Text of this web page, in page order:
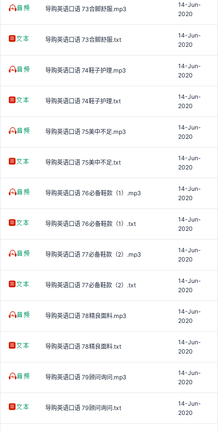
导购英语口语 73合脚舒服.mp3
14-Jun-
2020
导购英语口语 73合脚舒服.txt
14-Jun-
2020
导购英语口语 74鞋子护理.mp3
14-Jun-
2020
导购英语口语 74鞋子护理.txt
14-Jun-
2020
导购英语口语 75美中不足.mp3
14-Jun-
2020
导购英语口语 75美中不足.txt
14-Jun-
2020
导购英语口语 76必备鞋款（1）.mp3
14-Jun-
2020
导购英语口语 76必备鞋款（1）.txt
14-Jun-
2020
导购英语口语 77必备鞋款（2）.mp3
14-Jun-
2020
导购英语口语 77必备鞋款（2）.txt
14-Jun-
2020
导购英语口语 78精良面料.mp3
14-Jun-
2020
导购英语口语 78精良面料.txt
14-Jun-
2020
导购英语口语 79顾问询问.mp3
14-Jun-
2020
导购英语口语 79顾问询问.txt
14-Jun-
2020